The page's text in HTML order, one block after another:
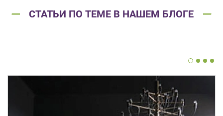
СТАТЬИ ПО ТЕМЕ В НАШЕМ БЛОГЕ